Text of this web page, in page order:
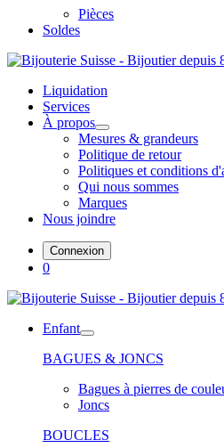
Pièces
Soldes
Liquidation
Services
À propos
Mesures & grandeurs
Politique de retour
Politiques et conditions
Qui nous sommes
Marques
Nous joindre
Connexion
0
Enfant
BAGUES & JONCS
Bagues à pierres de
Joncs
BOUCLES